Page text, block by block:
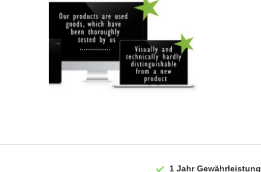
1 JahrGewährleistung